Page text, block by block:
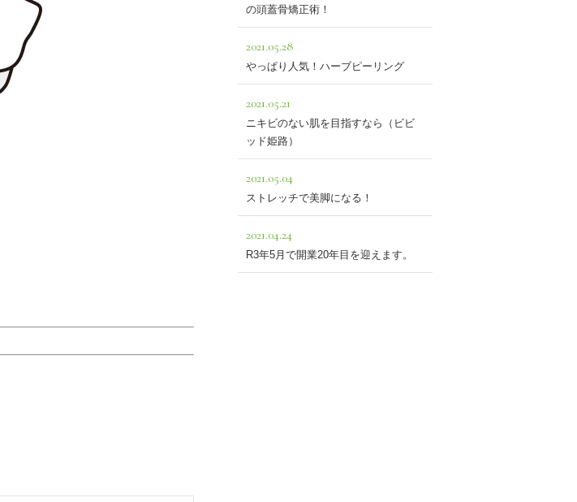
の頭蓋骨矯正術！
2021.05.28
やっぱり人気！ハーブピーリング
2021.05.21
ニキビのない肌を目指すなら（ビビ
ッド姫路）
2021.05.04
ストレッチで美脚になる！
2021.04.24
R3年5月で開業20年目を迎えます。